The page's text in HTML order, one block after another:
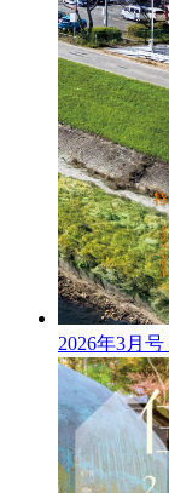
2026年3月号